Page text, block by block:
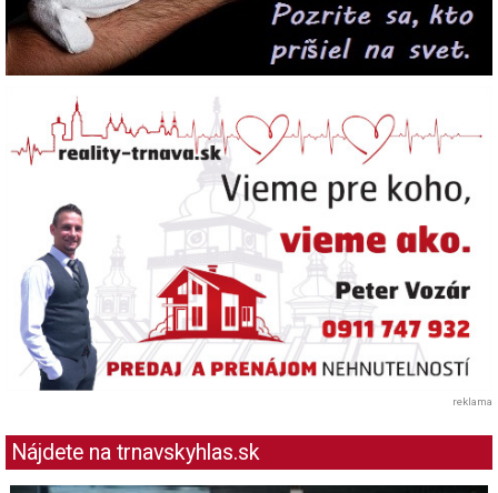
reklama
Nájdete na trnavskyhlas.sk